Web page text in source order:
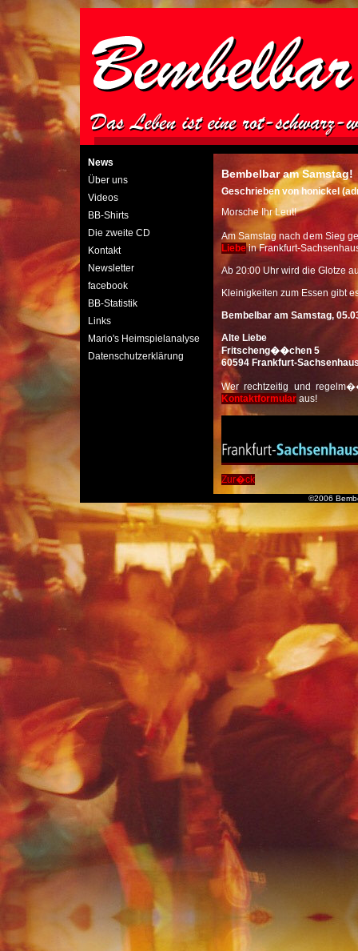
News
Über uns
Videos
BB-Shirts
Die zweite CD
Kontakt
Newsletter
facebook
BB-Statistik
Links
Mario's Heimspielanalyse
Datenschutzerklärung
Bembelbar am Samstag!
Geschrieben von honickel
Morsche Ihr Leut!
Am Samstag nach dem Sieg
Liebein Frankfurt-
Ab 20:00 Uhr wird die Glotze
Kleinigkeiten zum Essen gibt
Bembelbar am Samstag,
Alte Liebe
Fritscheng��chen 5
60594 Frankfurt-
Wer rechtzeitig und
Kontaktformular aus!
Zur�ck
©2006